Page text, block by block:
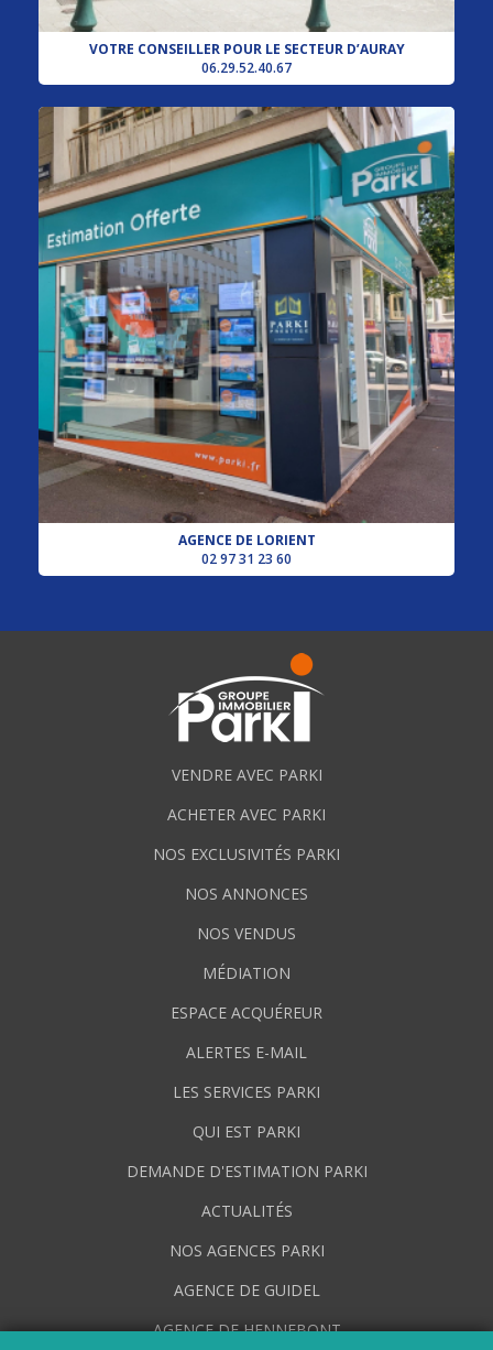
VOTRE CONSEILLER POUR LE SECTEUR D’AURAY
06.29.52.40.67
AGENCE DE LORIENT
02 97 31 23 60
VENDRE AVEC PARKI
ACHETER AVEC PARKI
NOS EXCLUSIVITÉS PARKI
NOS ANNONCES
NOS VENDUS
MÉDIATION
ESPACE ACQUÉREUR
ALERTES E-MAIL
LES SERVICES PARKI
QUI EST PARKI
DEMANDE D'ESTIMATION PARKI
ACTUALITÉS
NOS AGENCES PARKI
AGENCE DE GUIDEL
AGENCE DE HENNEBONT